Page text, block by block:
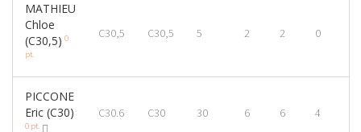
MATHIEU
Chloe
(C30,5) 0
pt.
C30,5 C30,5 5 2 2 0
PICCONE
Eric (C30)
0 pt.
C30.6 C30 30 6 6 4